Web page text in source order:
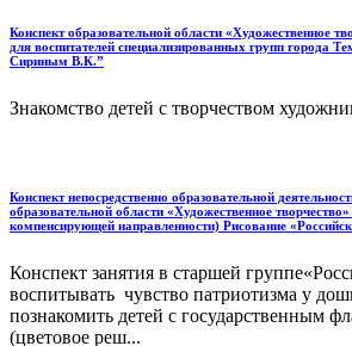
Конспект образовательной области «Художественное
для воспитателей специализированных групп города
Сириным В.К.”
Знакомство детей с творчеством
Конспект непосредственно образовательной
образовательной области «Художественное
компенсирующей направленности) Рисование
Конспект занятия в старшей
воспитывать чувство патриотизма у
познакомить детей с государственным
(цветовое реш...